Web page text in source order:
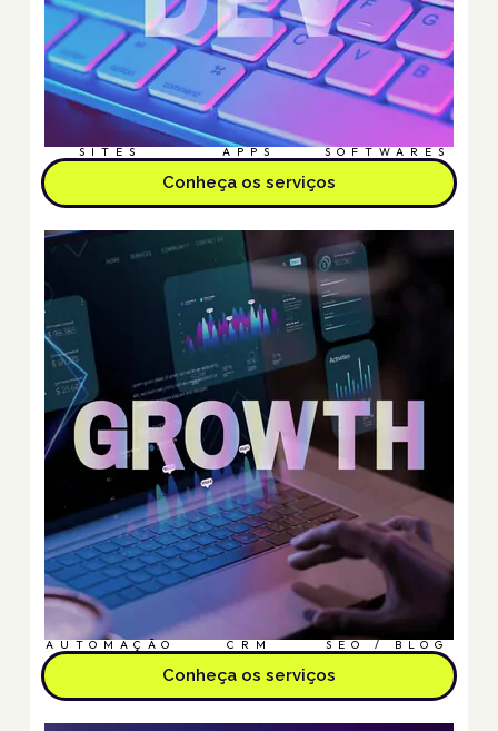
SITES APPS SOFTWARES
Conheça os serviços
AUTOMAÇÃO CRM SEO / BLOG
Conheça os serviços